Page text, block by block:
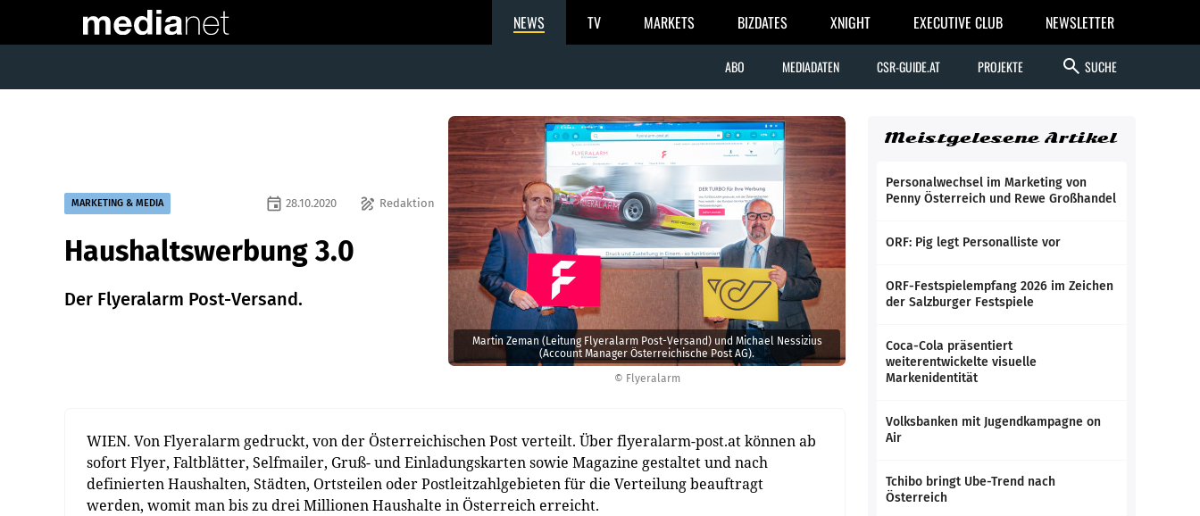
NEWS TV MARKETS BIZDATES XNIGHT EXECUTIVE CLUB NEWSLETTER
ABO MEDIADATEN CSR-GUIDE.AT PROJEKTE search SUCHE
© Flyeralarm
Martin Zeman (Leitung Flyeralarm Post-Versand) und Michael Nessizius
(Account Manager Österreichische Post AG).
MARKETING & MEDIA draw Redaktion
event 28.10.2020
Haushaltswerbung 3.0
Der Flyeralarm Post-Versand.
WIEN. Von Flyeralarm gedruckt, von der Österreichischen Post verteilt. Über flyeralarm-post.at können ab
sofort Flyer, Faltblätter, Selfmailer, Gruß- und Einladungskarten sowie Magazine gestaltet und nach
definierten Haushalten, Städten, Ortsteilen oder Postleitzahlgebieten für die Verteilung beauftragt
werden, womit man bis zu drei Millionen Haushalte in Österreich erreicht.
Meistgelesene Artikel
Personalwechsel im Marketing von
Penny Österreich und Rewe Großhandel
ORF: Pig legt Personalliste vor
ORF-Festspielempfang 2026 im Zeichen
der Salzburger Festspiele
Coca-Cola präsentiert
weiterentwickelte visuelle
Markenidentität
Volksbanken mit Jugendkampagne on
Air
Tchibo bringt Ube-Trend nach
Österreich